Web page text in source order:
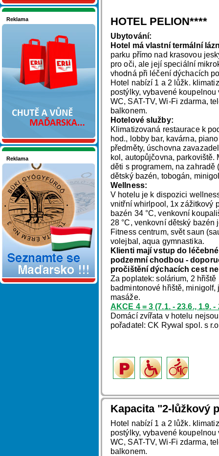
Reklama
Reklama
Seznamete se - Maďarsko
HOTEL PELION****
Ubytování:
Hotel má vlastní termální
parku přímo nad krasovou
pro oči, ale její speciální
vhodná při léčení dýchacích
Hotel nabízí 1 a 2 lůžk.
postýlky, vybavené
WC, SAT-TV, Wi-Fi zdarma,
balkonem.
Hotelové služby:
Klimatizovaná restaurace k
hod., lobby bar, kavárna,
předměty, úschovna
kol, autopůjčovna,
děti s programem, na
dětský bazén, tobogán,
Wellness:
V hotelu je k dispozici
vnitřní whirlpool, 1x zážitkový
bazén 34 °C, venkovní
28 °C, venkovní dětský
Fitness centrum, svět saun
volejbal, aqua gymnastika.
Klienti mají vstup do
podzemní chodbou -
pročištění dýchacích cest
Za poplatek: solárium, 2
badmintonové hřiště,
masáže.
AKCE 4 = 3 (7.1. - 23.6., 1.9.
Domácí zvířata v hotelu
pořadatel: CK Rywal spol. s
Kapacita "2-lůžkový
Hotel nabízí 1 a 2 lůžk.
postýlky, vybavené
WC, SAT-TV, Wi-Fi zdarma,
balkonem.